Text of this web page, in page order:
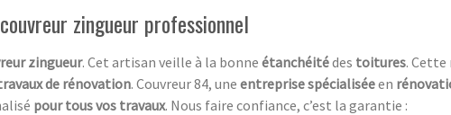
zingueur professionnel
zingueur. Cet artisan veille à la bonne étanchéitédes toitures.
de rénovation. Couvreur 84, une entreprise spécialiséeen
pour tous vos travaux. Nous faire confiance, c’est la garantie :